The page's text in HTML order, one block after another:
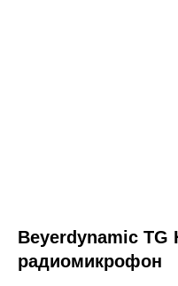
Beyerdynamic TG
радиомикрофон